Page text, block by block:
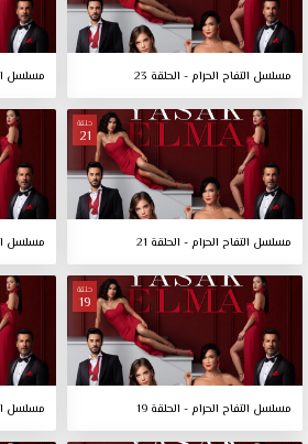
مسلسل التفاح الحرام - الحلقة 23 مسلسل
حلقة
21
مسلسل التفاح الحرام - الحلقة 21 مسلسل
حلقة
19
مسلسل التفاح الحرام - الحلقة 19 مسلسل